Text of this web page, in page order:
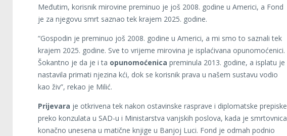
Međutim, korisnik mirovine preminuo je još 2008. godine u Americi, a Fond
je za njegovu smrt saznao tek krajem 2025. godine.
“Gospodin je preminuo još 2008. godine u Americi, a mi smo to saznali tek
krajem 2025. godine. Sve to vrijeme mirovina je isplaćivana opunomoćenici.
Šokantno je da je i ta opunomoćenica preminula 2013. godine, a isplatu je
nastavila primati njezina kći, dok se korisnik prava u našem sustavu vodio
kao živ”, rekao je Milić.
Prijevara je otkrivena tek nakon ostavinske rasprave i diplomatske prepiske
preko konzulata u SAD-u i Ministarstva vanjskih poslova, kada je smrtovnica
konačno unesena u matične knjige u Banjoj Luci. Fond je odmah podnio